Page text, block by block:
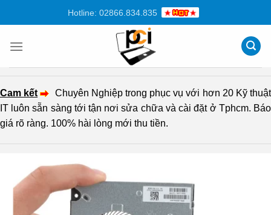
dung
Hotline: 02866.834.835
Cam kết
Chuyên Nghiệp trong phục vụ với hơn 20 Kỹ thuật
IT luôn sẵn sàng tới tận nơi sửa chữa và cài đặt ở Tphcm. Báo
giá rõ ràng. 100% hài lòng mới thu tiền.